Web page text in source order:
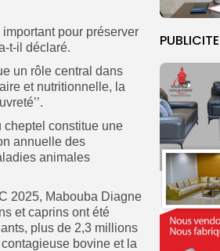
PUBLICITE
pour préserver
t-il déclaré.
un rôle central dans
et nutritionnelle, la
cheptel constitue une
annuelle des
animales
2025, Mabouba Diagne
et caprins ont été
plus de 2,3 millions
bovine et la